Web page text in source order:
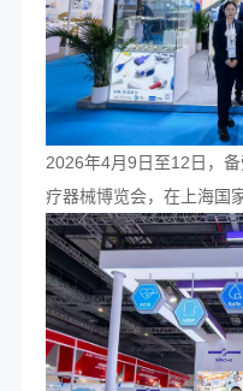
2026年4月9日至12日，
疗器械博览会，在上海国